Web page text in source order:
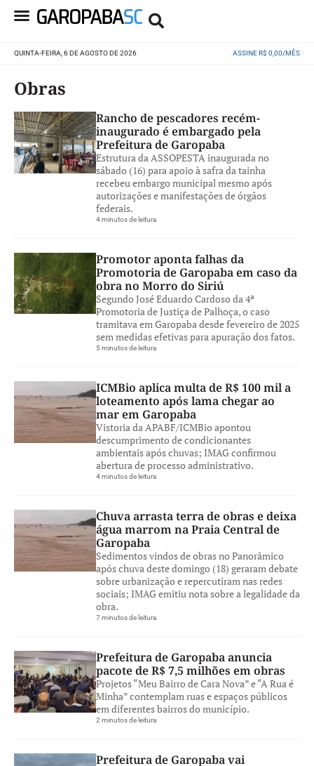
QUINTA-FEIRA, 6 DE AGOSTO DE 2026 ASSINE R$ 0,00/MÊS
Obras
Rancho de pescadores recém-
inaugurado é embargado pela
Prefeitura de Garopaba
Estrutura da ASSOPESTA inaugurada no
sábado (16) para apoio à safra da tainha
recebeu embargo municipal mesmo após
autorizações e manifestações de órgãos
federais.
4 minutos de leitura
Promotor aponta falhas da
Promotoria de Garopaba em caso da
obra no Morro do Siriú
Segundo José Eduardo Cardoso da 4ª
Promotoria de Justiça de Palhoça, o caso
tramitava em Garopaba desde fevereiro de 2025
sem medidas efetivas para apuração dos fatos.
5 minutos de leitura
ICMBio aplica multa de R$ 100 mil a
loteamento após lama chegar ao
mar em Garopaba
Vistoria da APABF/ICMBio apontou
descumprimento de condicionantes
ambientais após chuvas; IMAG confirmou
abertura de processo administrativo.
4 minutos de leitura
Chuva arrasta terra de obras e deixa
água marrom na Praia Central de
Garopaba
Sedimentos vindos de obras no Panorâmico
após chuva deste domingo (18) geraram debate
sobre urbanização e repercutiram nas redes
sociais; IMAG emitiu nota sobre a legalidade da
obra.
7 minutos de leitura
Prefeitura de Garopaba anuncia
pacote de R$ 7,5 milhões em obras
Projetos “Meu Bairro de Cara Nova” e “A Rua é
Minha” contemplam ruas e espaços públicos
em diferentes bairros do município.
2 minutos de leitura
Prefeitura de Garopaba vai